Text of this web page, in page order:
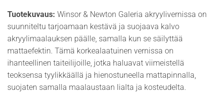
Tuotekuvaus: Winsor & Newton Galeria akryylivernissa on
suunniteltu tarjoamaan kestävä ja suojaava kalvo
akryylimaalauksen päälle, samalla kun se säilyttää
mattaefektin. Tämä korkealaatuinen vernissa on
ihanteellinen taiteilijoille, jotka haluavat viimeistellä
teoksensa tyylikkäällä ja hienostuneella mattapinnalla,
suojaten samalla maalaustaan lialta ja kosteudelta.